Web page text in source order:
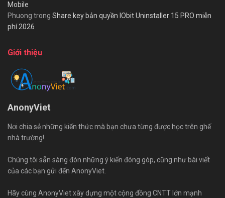
Mobile
Phuong trong Share key bản quyền IObit Uninstaller 15 PRO miễn
phí 2026
Giới thiệu
AnonyViet
Nơi chia sẻ những kiến thức mà bạn chưa từng được học trên ghế
nhà trường!
Chúng tôi sẵn sàng đón những ý kiến đóng góp, cũng như bài viết
của các bạn gửi đến AnonyViet.
Hãy cùng AnonyViet xây dựng một cộng đồng CNTT lớn mạnh